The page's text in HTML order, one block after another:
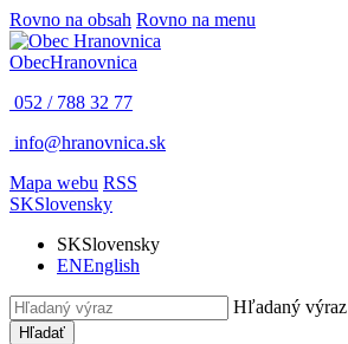
Rovno na obsah Rovno na menu
ObecHranovnica
052 / 788 32 77
info@hranovnica.sk
Mapa webu RSS
SKSlovensky
SKSlovensky
ENEnglish
Hľadaný výraz
Hľadať